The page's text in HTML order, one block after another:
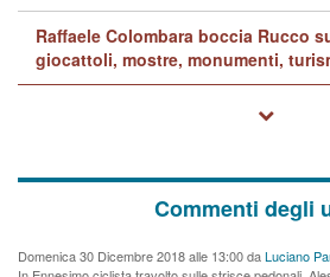
Raffaele Colombara boccia Rucco
giocattoli, mostre, monumenti,
Commenti degli
Domenica 30 Dicembre 2018 alle 13:00 daLuciano